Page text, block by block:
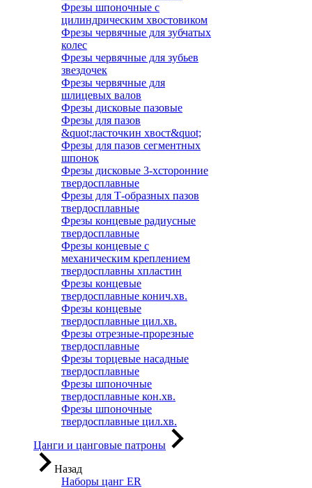
Фрезы шпоночные с
цилиндрическим хвостовиком
Фрезы червячные для зубчатых
колес
Фрезы червячные для зубьев
звездочек
Фрезы червячные для
шлицевых валов
Фрезы дисковые пазовые
Фрезы для пазов
&quot;ласточкин хвост&quot;
Фрезы для пазов сегментных
шпонок
Фрезы дисковые 3-хсторонние
твердосплавные
Фрезы для Т-образных пазов
твердосплавные
Фрезы концевые радиусные
твердосплавные
Фрезы концевые с
механическим креплением
твердосплавны хпластин
Фрезы концевые
твердосплавные конич.хв.
Фрезы концевые
твердосплавные цил.хв.
Фрезы отрезные-прорезные
твердосплавные
Фрезы торцевые насадные
твердосплавные
Фрезы шпоночные
твердосплавные кон.хв.
Фрезы шпоночные
твердосплавные цил.хв.
Цанги и цанговые патроны
Назад
Наборы цанг ER